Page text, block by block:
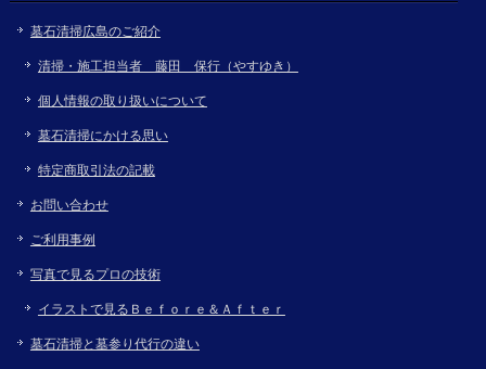
墓石清掃広島のご紹介
清掃・施工担当者 藤田 保行（やすゆき）
個人情報の取り扱いについて
墓石清掃にかける思い
特定商取引法の記載
お問い合わせ
ご利用事例
写真で見るプロの技術
イラストで見るＢｅｆｏｒｅ＆Ａｆｔｅｒ
墓石清掃と墓参り代行の違い